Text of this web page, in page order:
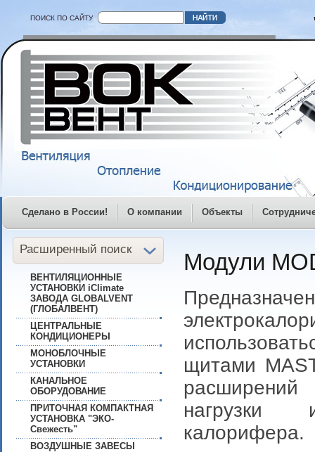
ПОИСК ПО САЙТУ
Сделано в России! О компании Объекты
Модули
щитами
нагрузки
калорифера.
Расширенный поиск
ВЕНТИЛЯЦИОННЫЕ
УСТАНОВКИ iClimate
ЗАВОДА GLOBALVENT
(ГЛОБАЛВЕНТ)
ЦЕНТРАЛЬНЫЕ
КОНДИЦИОНЕРЫ
МОНОБЛОЧНЫЕ
УСТАНОВКИ
КАНАЛЬНОЕ
ОБОРУДОВАНИЕ
ПРИТОЧНАЯ КОМПАКТНАЯ
УСТАНОВКА "ЭКО-
Свежесть"
ВОЗДУШНЫЕ ЗАВЕСЫ